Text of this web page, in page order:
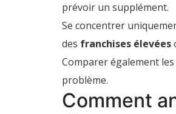
prévoir un supplément.
Se concentrer
des franchises élevées
Comparer également les
problème.
Comment